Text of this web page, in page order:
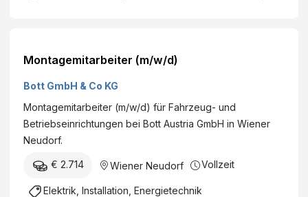
Montagemitarbeiter (m/w/d)
Bott GmbH & Co KG
Montagemitarbeiter (m/w/d) für Fahrzeug- und
Betriebseinrichtungen bei Bott Austria GmbH in Wiener
Neudorf.
€ 2.714 Wiener Neudorf Vollzeit
Elektrik, Installation, Energietechnik